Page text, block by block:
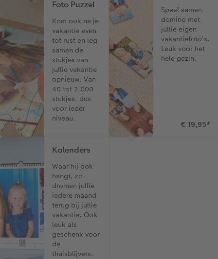
Foto Puzzel
Kom ook na je
vakantie even
tot rust en leg
samen de
stukjes van
jullie vakantie
opnieuw. Van
40 tot 2.000
stukjes, dus
voor ieder
niveau.
Speel samen
domino met
jullie eigen
vakantiefoto’s.
Leuk voor het
hele gezin.
€ 19,95*
Kalenders
Waar hij ook
hangt, zo
dromen jullie
iedere maand
terug bij jullie
vakantie. Ook
leuk als
geschenk voor
de
thuisblijvers.